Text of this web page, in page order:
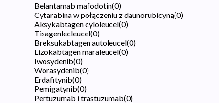
Belantamab mafodotin(0)
Cytarabina w połączeniu z daunorubicyną(0)
Aksykabtagen cyloleucel(0)
Tisagenlecleucel(0)
Breksukabtagen autoleucel(0)
Lizokabtagen maraleucel(0)
Iwosydenib(0)
Worasydenib(0)
Erdafitynib(0)
Pemigatynib(0)
Pertuzumab i trastuzumab(0)